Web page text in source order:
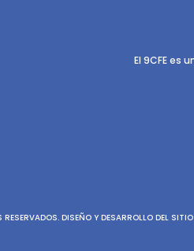
El 9CFE es
DISEÑO Y DESARROLLO DEL SITIO